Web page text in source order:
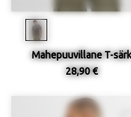
Mahepuuvillane T-särk
28,90 €